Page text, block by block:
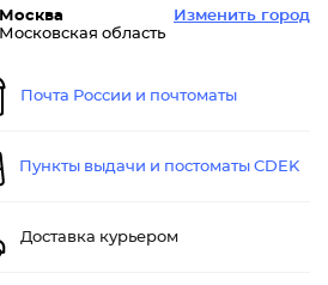
Москва
Московская область
Изменить город
Почта России и почтоматы
Пункты выдачи и постоматы CDEK
Доставка курьером